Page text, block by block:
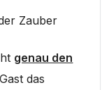
Zauber
genau den
das